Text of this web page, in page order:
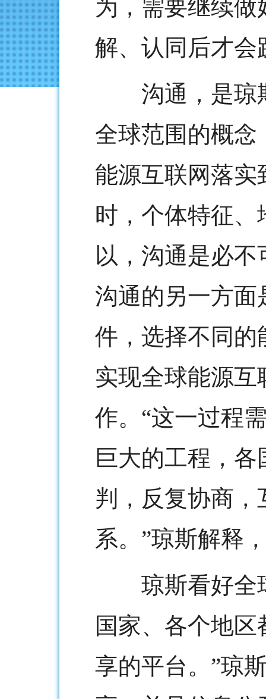
为，需要继续
解、认同后才会
沟通，是琼斯
全球范围的概
能源互联网落
时，个体特征
以，沟通是必
沟通的另一方面
件，选择不同的
实现全球能源
作。“这一过程
巨大的工程，
判，反复协商
系。”琼斯解释
琼斯看好全球
国家、各个地
享的平台。”琼